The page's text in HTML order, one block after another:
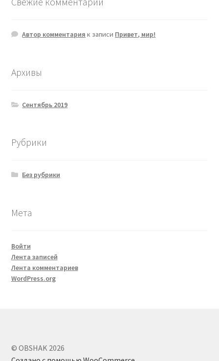
Автор комментария к записи Привет, мир!
Архивы
Сентябрь 2019
Рубрики
Без рубрики
Мета
Войти
Лента записей
Лента комментариев
WordPress.org
© OBSHAK 2026